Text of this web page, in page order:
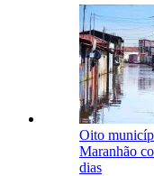
Oito
Maranhão
dias